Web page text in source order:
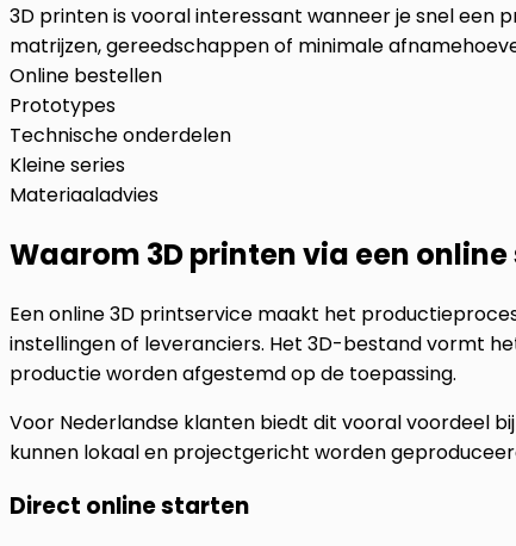
3D printen is vooral interessant wanneer je snel een
matrijzen, gereedschappen of minimale
Online bestellen
Prototypes
Technische onderdelen
Kleine series
Materiaaladvies
Waarom 3D printen via een
Een online 3D printservice maakt het
instellingen of leveranciers. Het 3D-bestand vormt
productie worden afgestemd op de toepassing.
Voor Nederlandse klanten biedt dit vooral voordeel
kunnen lokaal en projectgericht worden
Direct online starten